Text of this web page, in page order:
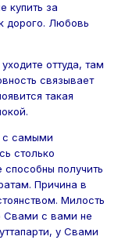
купить за
дорого. Любовь
оттуда, там
связывает
такая
с самыми
столько
способны получить
Причина в
Милость
Свами с вами не
у Свами